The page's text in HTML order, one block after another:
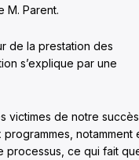
M. Parent.
de la prestation des
s’explique par une
victimes de notre
notamment
processus, ce qui fait